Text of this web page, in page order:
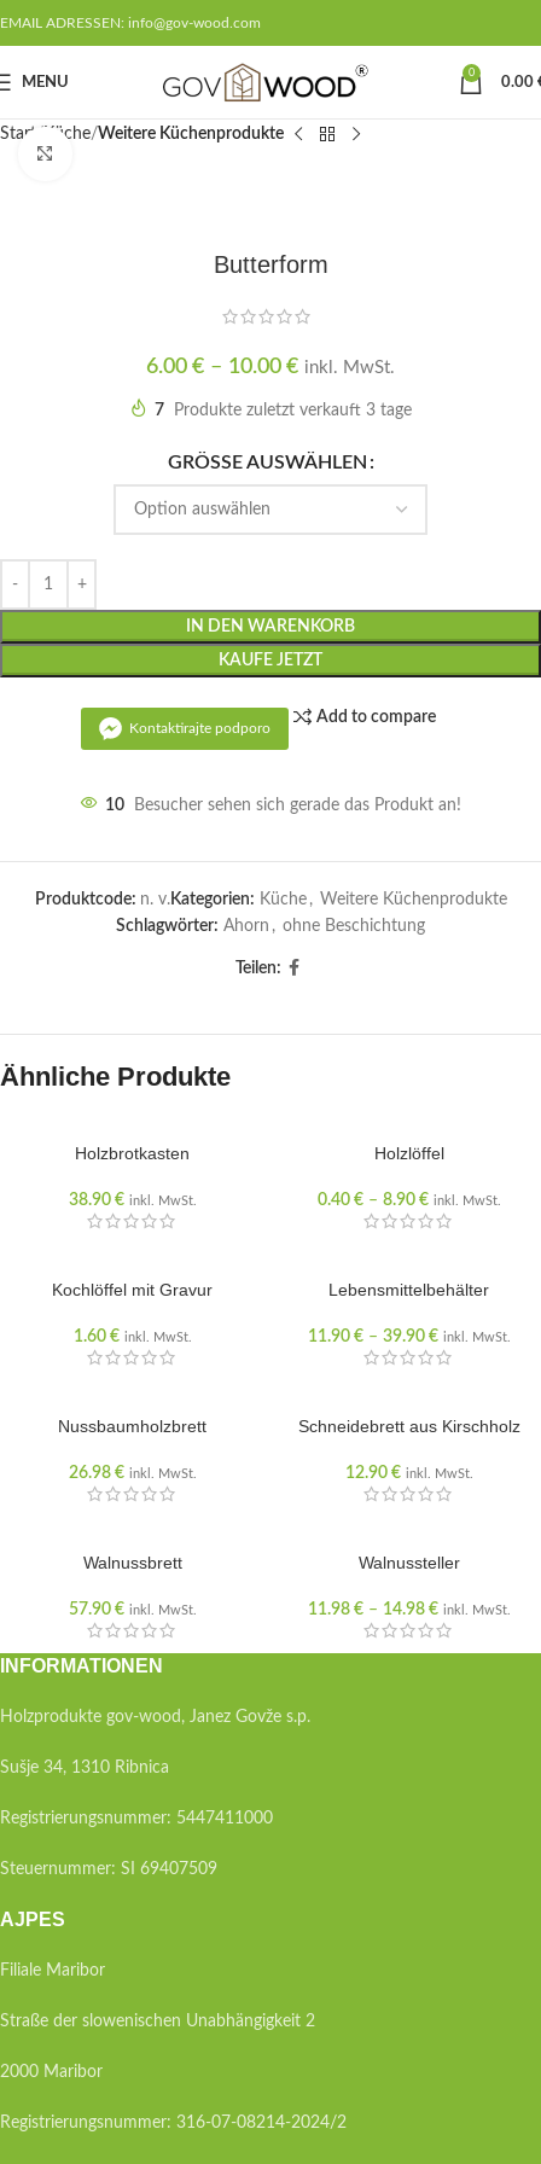
EMAIL ADRESSEN: info@gov-wood.com
MENU
0
0.00
Start Küche Weitere Küchenprodukte
Butterform
6.00 € – 10.00 € inkl. MwSt.
7 Produkte zuletzt verkauft 3 tage
GRÖSSE AUSWÄHLEN
IN DEN WARENKORB
KAUFE JETZT
Kontaktirajte podporo
Add to compare
10 Besucher sehen sich gerade das Produkt an!
Produktcode: n. v.Kategorien: Küche , Weitere Küchenprodukte
Schlagwörter: Ahorn , ohne Beschichtung
Teilen:
Ähnliche Produkte
Holzbrotkasten
38.90 € inkl. MwSt.
Holzlöffel
0.40 € – 8.90 € inkl. MwSt.
Kochlöffel mit Gravur
1.60 € inkl. MwSt.
Lebensmittelbehälter
11.90 € – 39.90 € inkl. MwSt.
AUSVERKAUFTNussbaumholzbrett
26.98 € inkl. MwSt.
Schneidebrett aus Kirschholz
12.90 € inkl. MwSt.
Walnussbrett
57.90 € inkl. MwSt.
Walnussteller
11.98 € – 14.98 € inkl. MwSt.
INFORMATIONEN
Holzprodukte gov-wood, Janez Govže s.p.
Sušje 34, 1310 Ribnica
Registrierungsnummer: 5447411000
Steuernummer: SI 69407509
AJPES
Filiale Maribor
Straße der slowenischen Unabhängigkeit 2
2000 Maribor
Registrierungsnummer: 316-07-08214-2024/2